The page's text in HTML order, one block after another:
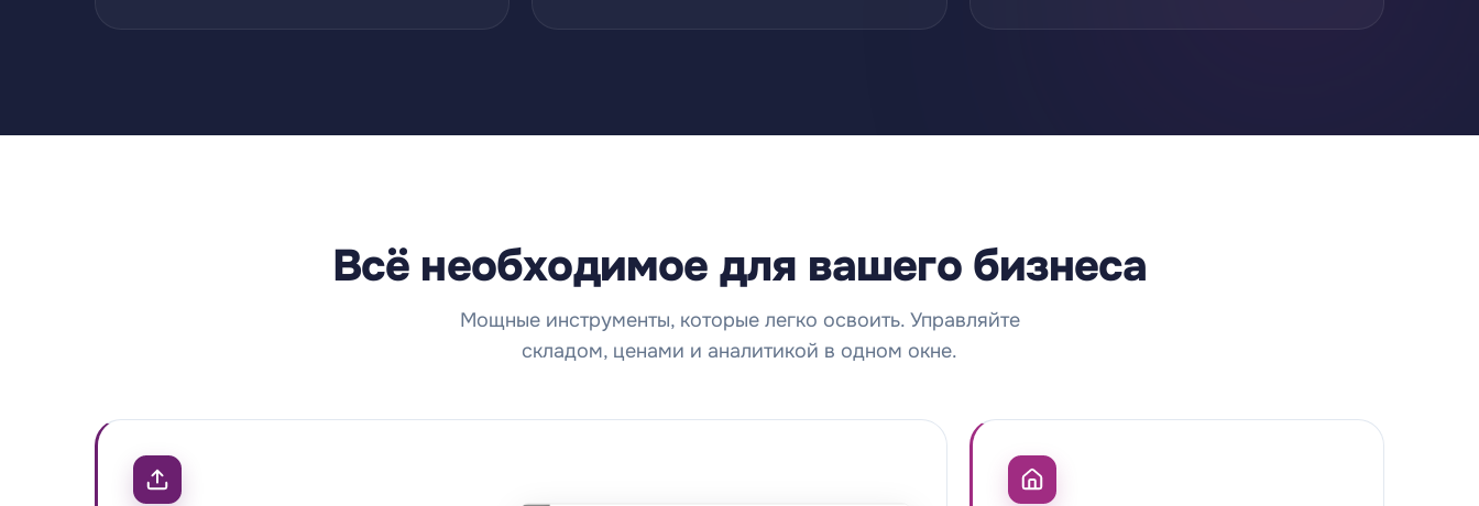
Всё необходимое для вашего бизнеса
Мощные инструменты, которые легко освоить. Управляйте
складом, ценами и аналитикой в одном окне.